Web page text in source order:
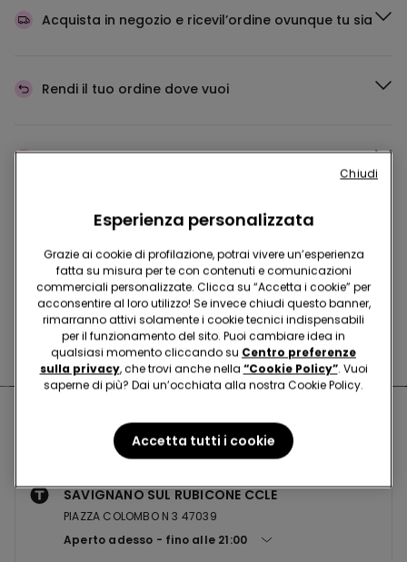
Acquista in negozio e ricevil’ordine ovunque tu sia
Rendi il tuo ordine dove vuoi
Cambia la mercein negozio
Programma FedeltàTEZENIS TALENT
Hai domande sulle misure di sicurezza nei nostri store?
Leggi le nostre FAQ
Negozi nelle vicinanze
SAVIGNANO SUL RUBICONE CCLE
PIAZZA COLOMBO N 3 47039
Aperto adesso
fino alle 21:00
Esperienza personalizzata
Grazie ai cookie di profilazione, potrai vivere un’esperienza
fatta su misura per te con contenuti e comunicazioni
commerciali personalizzate. Clicca su “Accetta i cookie” per
acconsentire al loro utilizzo! Se invece chiudi questo banner,
rimarranno attivi solamente i cookie tecnici indispensabili
per il funzionamento del sito. Puoi cambiare idea in
qualsiasi momento cliccando su Centro preferenze
sulla privacy, che trovi anche nella “Cookie Policy”. Vuoi
saperne di più? Dai un’occhiata alla nostra Cookie Policy.
Accetta tutti i cookie
Chiudi